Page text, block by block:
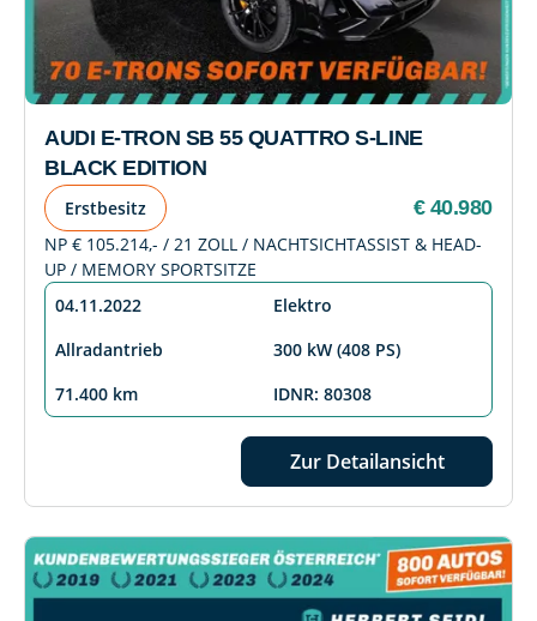
AUDI E-TRON SB 55 QUATTRO S-LINE
BLACK EDITION
Erstbesitz € 40.980
NP € 105.214,- / 21 ZOLL / NACHTSICHTASSIST & HEAD-
UP / MEMORY SPORTSITZE
04.11.2022
Elektro
Allradantrieb
300 kW (408 PS)
71.400 km
IDNR: 80308
Zur Detailansicht